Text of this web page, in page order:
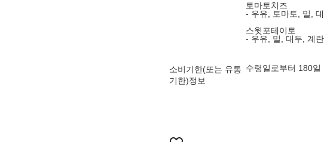
토마토치즈
- 우유, 토마토, 밀,
스윗포테이토
- 우유, 밀, 대두, 계
소비기한(또는 유통
기한)정보
수령일로부터 180